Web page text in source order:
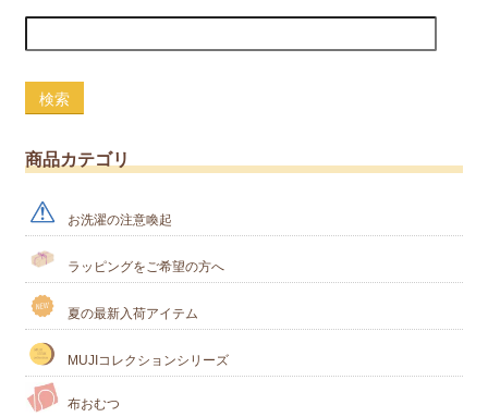
検索
商品カテゴリ
お洗濯の注意喚起
ラッピングをご希望の方へ
夏の最新入荷アイテム
MUJIコレクションシリーズ
布おむつ